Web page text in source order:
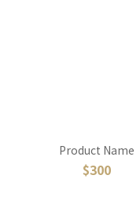
Product Name
$300